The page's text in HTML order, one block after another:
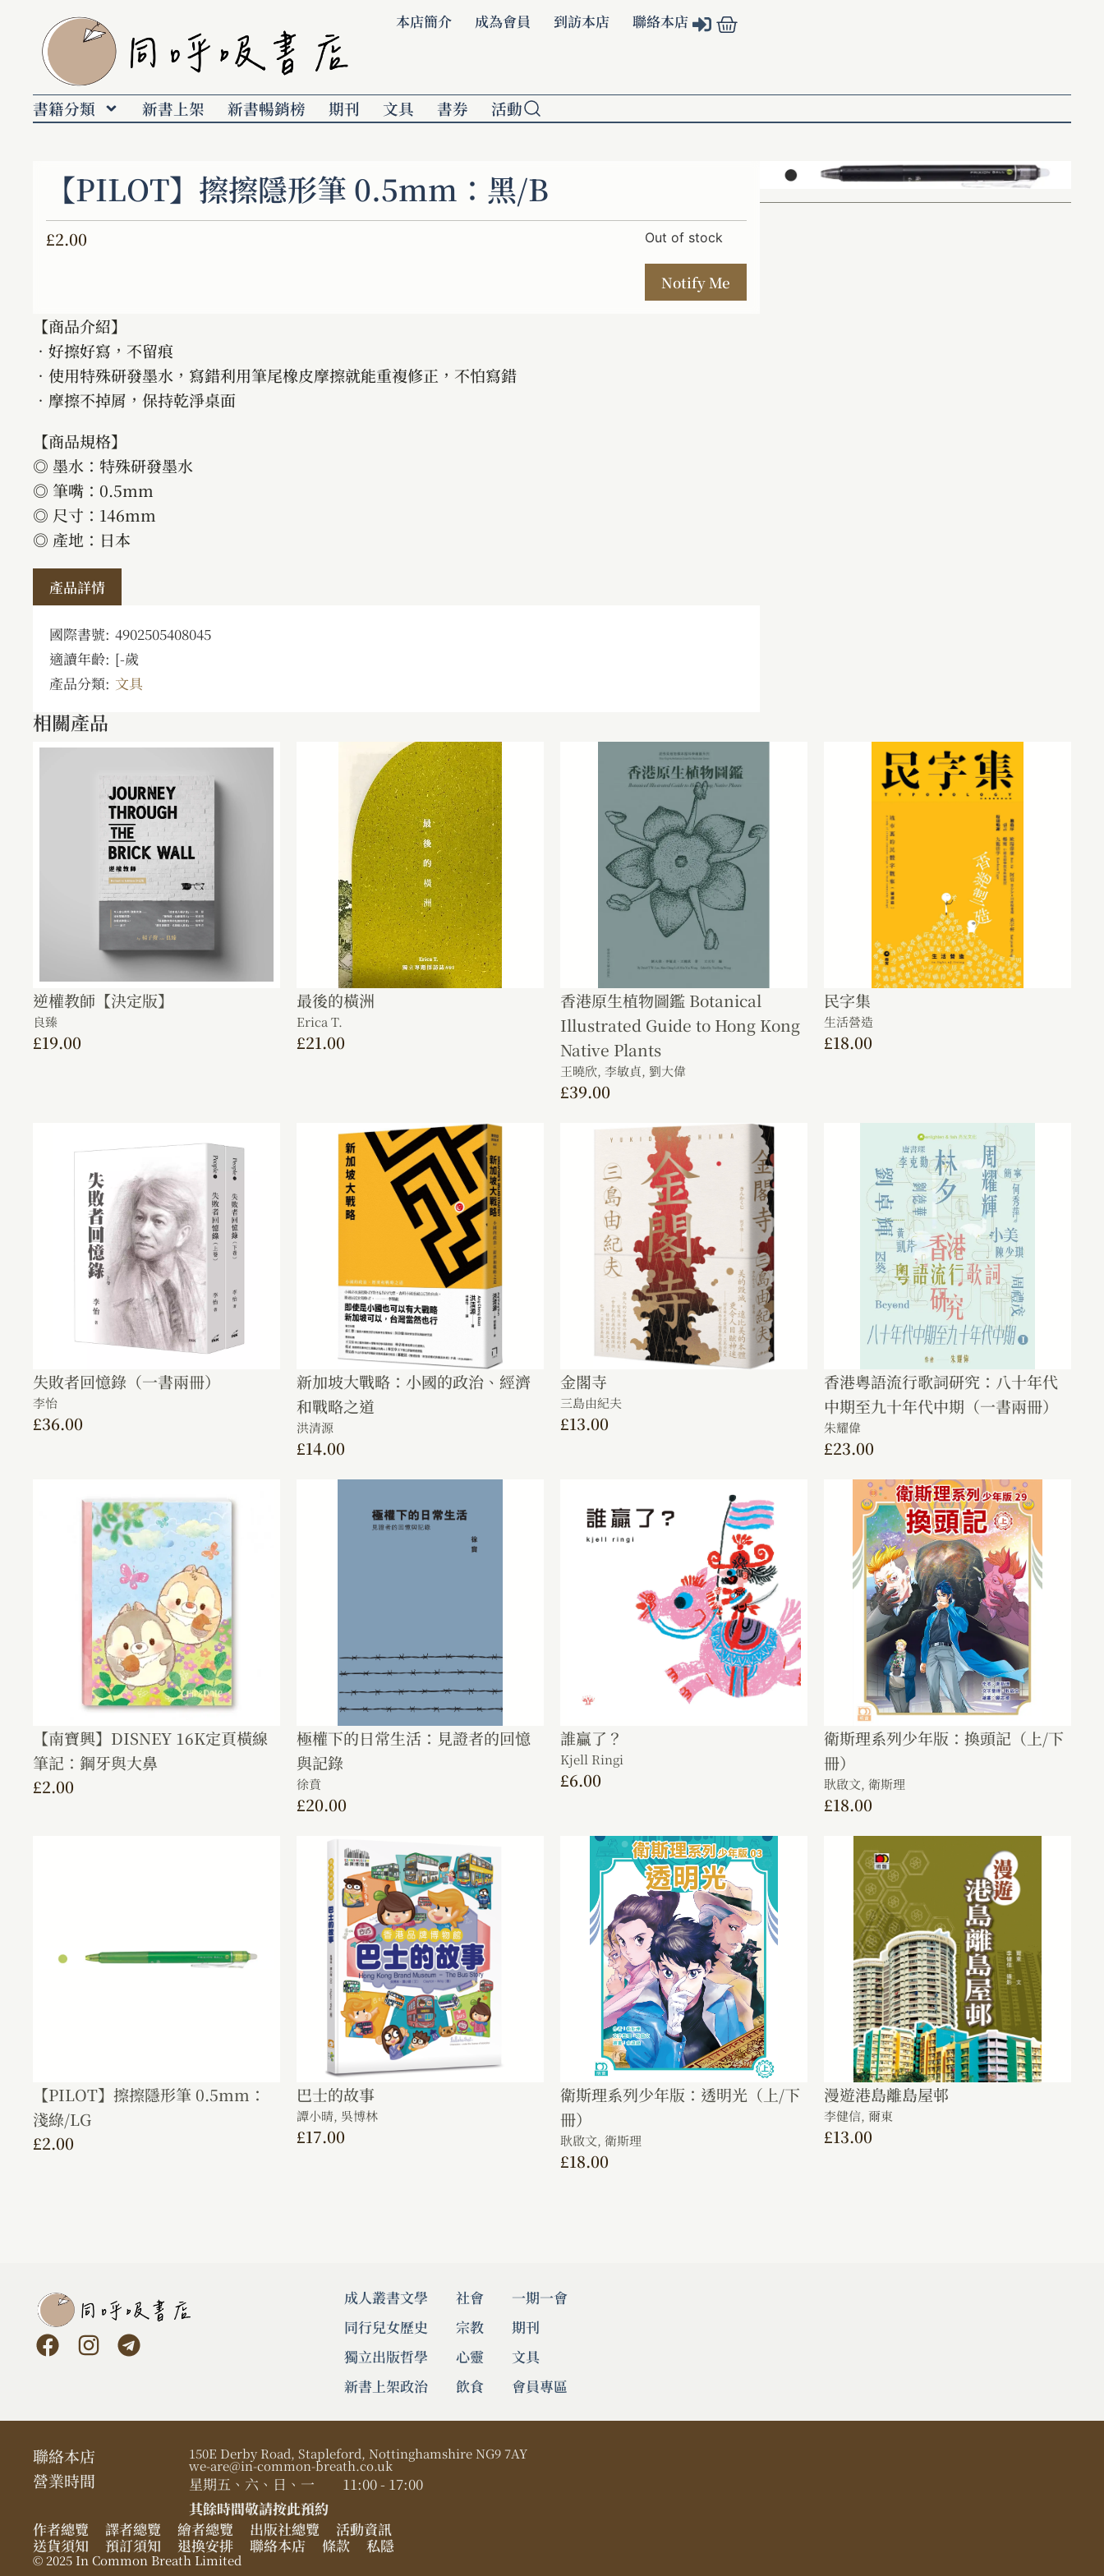
本店簡介 成為會員 到訪本店 聯絡本店
書籍分類 新書上架 新書暢銷榜 期刊 文具 書券 活動
【PILOT】擦擦隱形筆 0.5mm：黑/B
£2.00 Out of stock
【商品介紹】
．好擦好寫，不留痕
．使用特殊研發墨水，寫錯利用筆尾橡皮摩擦就能重複修正，不怕寫錯
．摩擦不掉屑，保持乾淨桌面
【商品規格】
◎ 墨水：特殊研發墨水
◎ 筆嘴：0.5mm
◎ 尺寸：146mm
◎ 產地：日本
產品詳情
國際書號: 4902505408045
適讀年齡: [-歲
產品分類: 文具
相關產品
逆權教師【決定版】
良臻
£19.00
最後的橫洲
Erica T.
£21.00
香港原生植物圖鑑 Botanical
Illustrated Guide to Hong Kong
Native Plants
王曉欣, 李敏貞, 劉大偉
£39.00
民字集
生活營造
£18.00
失敗者回憶錄（一書兩冊）
李怡
£36.00
新加坡大戰略：小國的政治、經濟
和戰略之道
洪清源
£14.00
金閣寺
三島由紀夫
£13.00
香港粵語流行歌詞研究：八十年代
中期至九十年代中期（一書兩冊）
朱耀偉
£23.00
【南寶興】DISNEY 16K定頁橫線
筆記：鋼牙與大鼻
£2.00
極權下的日常生活：見證者的回憶
與記錄
徐賁
£20.00
誰贏了？
Kjell Ringi
£6.00
衛斯理系列少年版：換頭記（上/下
冊）
耿啟文, 衛斯理
£18.00
【PILOT】擦擦隱形筆 0.5mm：
淺綠/LG
£2.00
巴士的故事
譚小晴, 吳博林
£17.00
衛斯理系列少年版：透明光（上/下
冊）
耿啟文, 衛斯理
£18.00
漫遊港島離島屋邨
李健信, 爾東
£13.00
成人叢書
同行兒女
獨立出版
新書上架
文學
歷史
哲學
政治
社會
宗教
心靈
飲食
一期一會
期刊
文具
會員專區
聯絡本店 150E Derby Road, Stapleford, Nottinghamshire NG9 7AY
we-are@in-common-breath.co.uk
營業時間​ 星期五、六、日、一
11:00 - 17:00
其餘時間敬請按此預約
作者總覽
譯者總覽 繪者總覽 出版社總覽
活動資訊
送貨須知
預訂須知 退換安排 聯絡本店 條款 私隱
© 2025 In Common Breath Limited